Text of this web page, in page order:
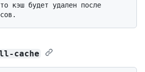
кэш будет удален после
cache